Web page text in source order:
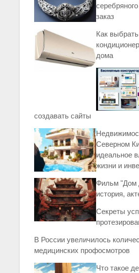
заказ
Как
дома
создавать сайты
Северном
идеальное
жизни и
Фильм "Дом
история,
Секреты
В России увеличилось
медицинских профосмотров
Что такое